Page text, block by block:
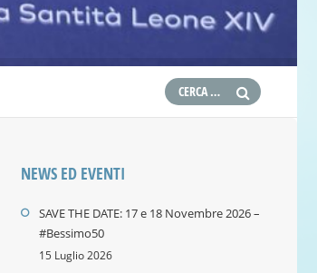
NEWS ED EVENTI
SAVE THE DATE: 17 e 18 Novembre 2026 –
#Bessimo50
15 Luglio 2026